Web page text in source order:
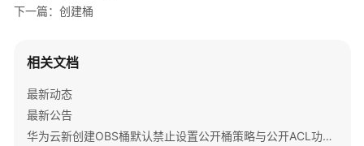
入
用
指
南
下一篇：创建桶
相关文档
最新动态
最新公告
华为云新创建OBS桶默认禁止设置公开桶策略与公开ACL功能通知